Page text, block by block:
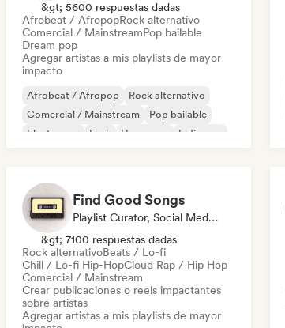
&gt; 5600 respuestas dadas
Afrobeat / AfropopRock alternativo
Comercial / MainstreamPop bailable
Dream pop
Agregar artistas a mis playlists de mayor
impacto
Afrobeat / Afropop
Rock alternativo
Comercial / Mainstream
Pop bailable
Electropop
Funk Hyperpop Indie pop
Find Good Songs
Playlist Curator, Social Media Influencer
&gt; 7100 respuestas dadas
Rock alternativoBeats / Lo-fi
Chill / Lo-fi Hip-HopCloud Rap / Hip Hop
Comercial / Mainstream
Crear publicaciones o reels impactantes
sobre artistas
Agregar artistas a mis playlists de mayor